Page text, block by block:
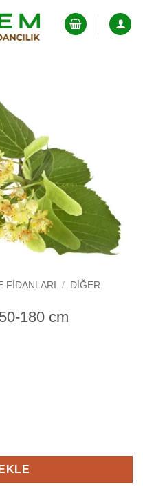
FIDANLARI /
DIĞER
180 cm